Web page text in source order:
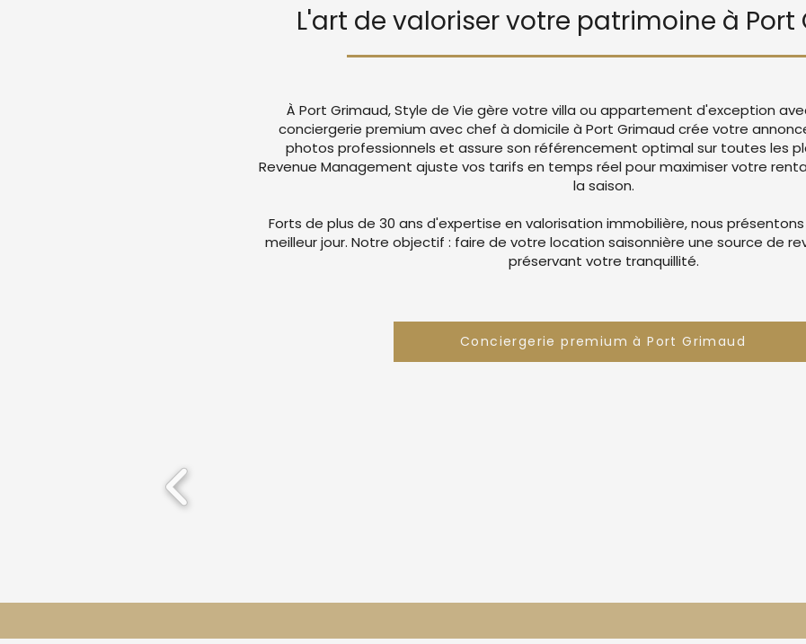
L'art de valoriser votre patrimoine à Port
À Port Grimaud, Style de Vie gère votre villa ou appartement d'exception
conciergerie premium avec chef à domicile à Port Grimaud crée votre
photos professionnels et assure son référencement optimal sur toutes les
Revenue Management ajuste vos tarifs en temps réel pour maximiser votre
la saison.
Forts de plus de 30 ans d'expertise en valorisation immobilière, nous
meilleur jour. Notre objectif : faire de votre location saisonnière une source de
préservant votre tranquillité.
Conciergerie premium à Port Grimaud